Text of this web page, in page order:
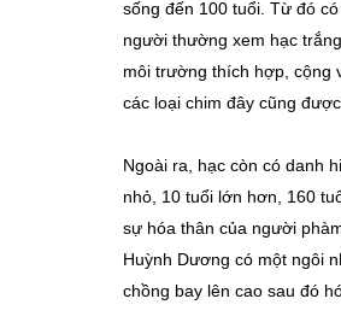
sống đến 100 tuổi. Từ đó
người thường xem hạc
môi trường thích hợp, cộng
các loại chim đây cũng
Ngoài ra, hạc còn có danh
nhỏ, 10 tuổi lớn hơn, 160
sự hóa thân của người
Huỳnh Dương có một ngôi
chồng bay lên cao sau đó